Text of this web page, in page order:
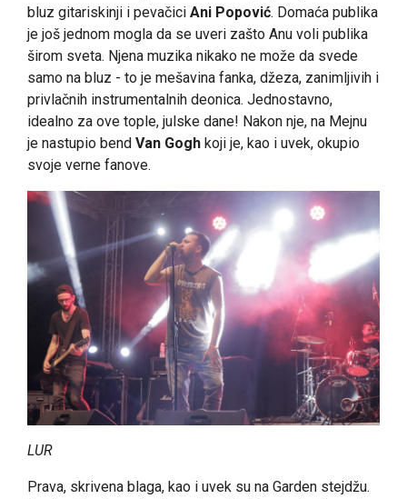
bluz gitariskinji i pevačici Ani Popović. Domaća publika
je još jednom mogla da se uveri zašto Anu voli publika
širom sveta. Njena muzika nikako ne može da svede
samo na bluz - to je mešavina fanka, džeza, zanimljivih i
privlačnih instrumentalnih deonica. Jednostavno,
idealno za ove tople, julske dane! Nakon nje, na Mejnu
je nastupio bend Van Gogh koji je, kao i uvek, okupio
svoje verne fanove.
LUR
Prava, skrivena blaga, kao i uvek su na Garden stejdžu.